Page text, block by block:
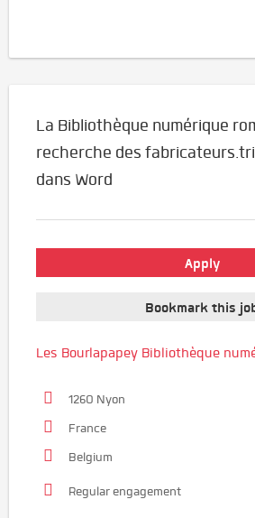
La Bibliothèque numérique
recherche des
dans Word
Apply
Bookmark this
Les Bourlapapey Bibliothèque
1260 Nyon
France
Belgium
Regular engagement